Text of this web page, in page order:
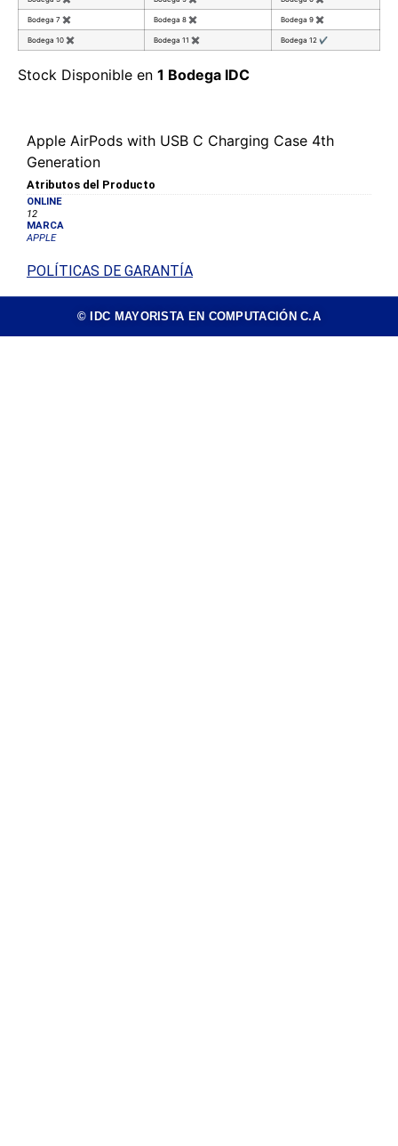
Bodega 7 ✖ Bodega 8 ✖ Bodega 9 ✖
Bodega 10 ✖ Bodega 11 ✖ Bodega 12 ✔
Stock Disponible en 1 Bodega IDC
Apple AirPods with USB C Charging Case 4th
Generation
Atributos del Producto
ONLINE
12
MARCA
APPLE
POLÍTICAS DE GARANTÍA
© IDC MAYORISTA EN COMPUTACIÓN C.A